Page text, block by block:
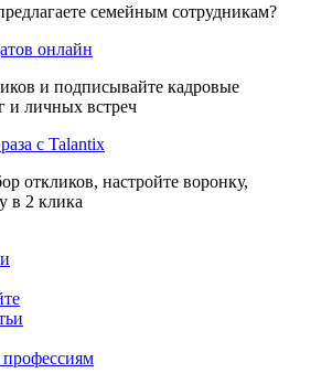
семейным сотрудникам?
онлайн
и подписывайте кадровые
и личных встреч
с Talantix
откликов, настройте воронку,
в 2 клика